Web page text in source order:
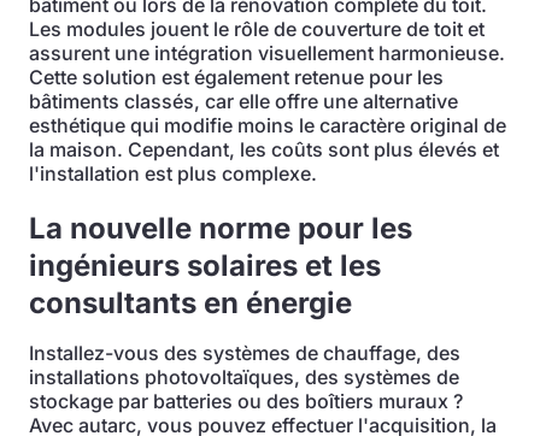
bâtiment ou lors de la rénovation complète du toit.
Les modules jouent le rôle de couverture de toit et
assurent une intégration visuellement harmonieuse.
Cette solution est également retenue pour les
bâtiments classés, car elle offre une alternative
esthétique qui modifie moins le caractère original de
la maison. Cependant, les coûts sont plus élevés et
l'installation est plus complexe.
La nouvelle norme pour les
ingénieurs solaires et les
consultants en énergie
Installez-vous des systèmes de chauffage, des
installations photovoltaïques, des systèmes de
stockage par batteries ou des boîtiers muraux ?
Avec autarc, vous pouvez effectuer l'acquisition, la